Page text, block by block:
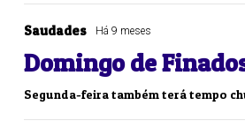
Saudades Há 9 meses
Domingo de
Segunda-feira também terá tempo